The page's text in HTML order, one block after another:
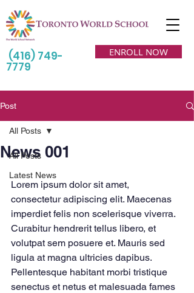
(416) 749-
7779
ENROLL NOW
Post
All Posts
Latest News
All Posts
News 001
Lorem ipsum dolor sit amet,
consectetur adipiscing elit. Maecenas
imperdiet felis non scelerisque viverra.
Curabitur hendrerit tellus libero, et
volutpat sem posuere et. Mauris sed
ligula at magna ultricies dapibus.
Pellentesque habitant morbi tristique
senectus et netus et malesuada fames